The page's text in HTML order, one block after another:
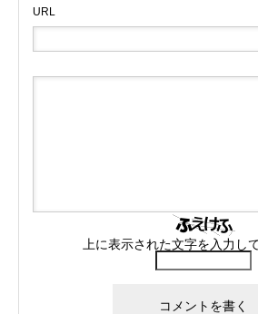
URL
上に表示された文字を入力し